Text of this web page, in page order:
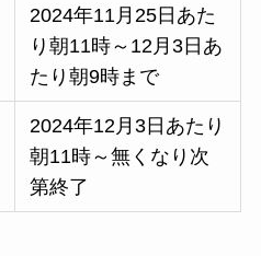
2024年11月25日あた
り朝11時～12月3日あ
たり朝9時まで
2024年12月3日あたり
朝11時～無くなり次
第終了